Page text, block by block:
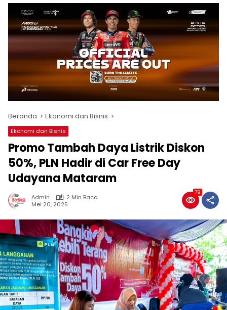
Beranda Ekonomi dan Bisnis
Ekonomi dan Bisnis
Promo Tambah Daya Listrik Diskon
50%, PLN Hadir di Car Free Day
Udayana Mataram
Admin
2 Min Baca
Mei 20, 2025
79